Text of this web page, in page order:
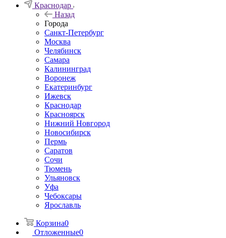
Краснодар
Назад
Города
Санкт-Петербург
Москва
Челябинск
Самара
Калининград
Воронеж
Екатеринбург
Ижевск
Краснодар
Красноярск
Нижний Новгород
Новосибирск
Пермь
Саратов
Сочи
Тюмень
Ульяновск
Уфа
Чебоксары
Ярославль
Корзина0
Отложенные0